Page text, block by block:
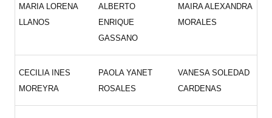
MARIA LORENA
LLANOS
ALBERTO
ENRIQUE
GASSANO
MAIRA ALEXANDRA
MORALES
CECILIA INES
MOREYRA
PAOLA YANET
ROSALES
VANESA SOLEDAD
CARDENAS